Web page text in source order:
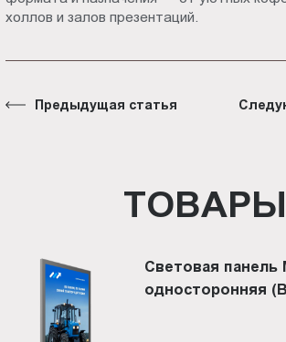
холлов и залов презентаций.
Предыдущая статья
ТОВАРЫ
Световая панель
односторонняя